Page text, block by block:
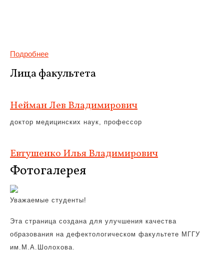
Подробнее
Лица факультета
Нейман Лев Владимирович
доктор медицинских наук, профессор
Евтушенко Илья Владимирович
Фотогалерея
Уважаемые студенты!
Эта страница создана для улучшения качества
образования на дефектологическом факультете МГГУ
им.М.А.Шолохова.